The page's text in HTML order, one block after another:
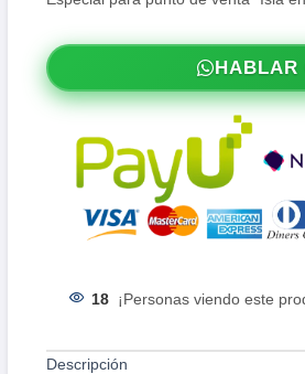
HABLAR
18 ¡Personas viendo este
Descripción